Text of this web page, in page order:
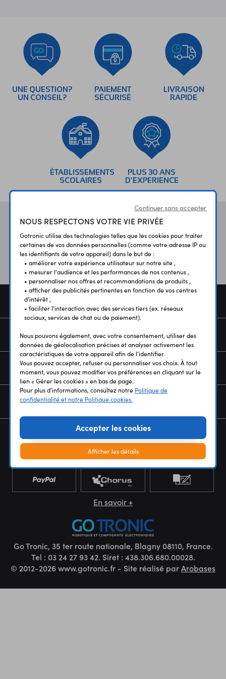
UNE QUESTION?
UN CONSEIL?
PAIEMENT
SÉCURISÉ
LIVRAISON
RAPIDE
ÉTABLISSEMENTS
SCOLAIRES
PLUS 30 ANS
D’EXPERIENCE
Vos aviset témoignages
SERVICES
NOUS CONNAÎTRE
NEWSLETTER
En savoir +
Go Tronic, 35 ter route nationale, Blagny 08110, France.
Tel : 03 24 27 93 42. Siret : 438.306.680.00028.
© 2012-2026 www.gotronic.fr - Site réalisé parArobases
Continuer sans accepter
NOUS RESPECTONS VOTRE VIE PRIVÉE
Gotronic utilise des technologies telles que les cookies pour traiter
certaines de vos données personnelles (comme votre adresse IP ou
les identifiants de votre appareil) dans le but de :
• améliorer votre expérience utilisateur sur notre site ,
• mesurer l'audience et les performances de nos contenus ,
• personnaliser nos offres et recommandations de produits ,
• afficher des publicités pertinentes en fonction de vos centres
d'intérêt ,
• faciliter l'interaction avec des services tiers (ex. réseaux
sociaux, services de chat ou de paiement).
Nous pouvons également, avec votre consentement, utiliser des
données de géolocalisation précises et analyser activement les
caractéristiques de votre appareil afin de l'identifier.
Vous pouvez accepter, refuser ou personnaliser vos choix. À tout
moment, vous pouvez modifier vos préférences en cliquant sur le
lien « Gérer les cookies » en bas de page.
Pour plus d'informations, consultez notre Politique de
confidentialité et notre Politique cookies.
Accepter les cookies
Afficher les détails